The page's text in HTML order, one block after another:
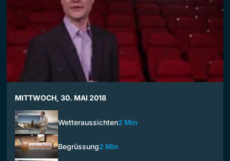
MITTWOCH, 30. MAI 2018
Wetteraussichten2 Min
Begrüssung2 Min